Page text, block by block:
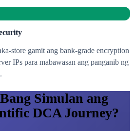
store gamit ang bank-grade encryption
IPs para mabawasan ang panganib ng
Simulan ang
DCA Journey?